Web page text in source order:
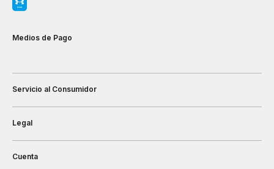
Medios de Pago
Servicio al Consumidor
Legal
Cuenta